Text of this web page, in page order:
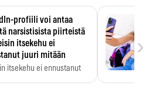
profiili voi antaa
narsistisista piirteistä
itsekehu ei
juuri mitään
itsekehu ei ennustanut
›